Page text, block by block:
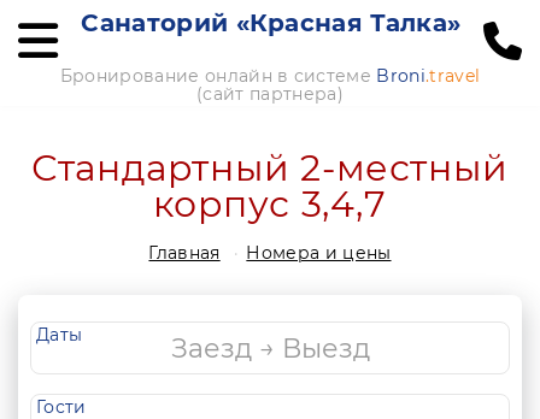
Санаторий «Красная Талка»
Бронирование онлайн в системе Broni.travel
(сайт партнера)
Стандартный 2-местный
корпус 3,4,7
Главная Номера и цены
Даты
Гости